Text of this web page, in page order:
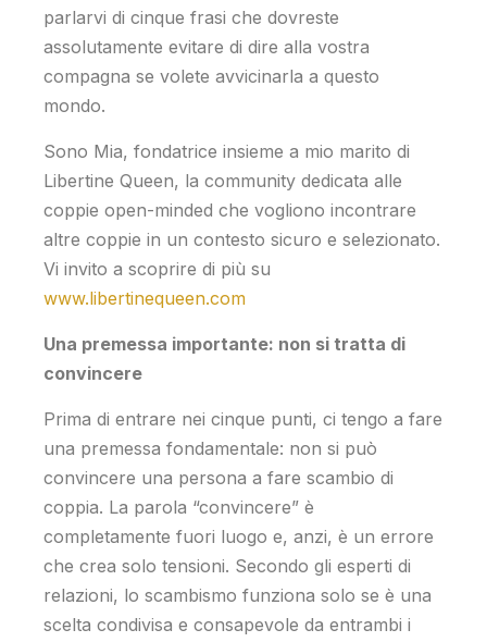
parlarvi di cinque frasi che dovreste
assolutamente evitare di dire alla vostra
compagna se volete avvicinarla a questo
mondo.
Sono Mia, fondatrice insieme a mio marito di
Libertine Queen, la community dedicata alle
coppie open-minded che vogliono incontrare
altre coppie in un contesto sicuro e selezionato.
Vi invito a scoprire di più su
www.libertinequeen.com
Una premessa importante: non si tratta di
convincere
Prima di entrare nei cinque punti, ci tengo a fare
una premessa fondamentale: non si può
convincere una persona a fare scambio di
coppia. La parola “convincere” è
completamente fuori luogo e, anzi, è un errore
che crea solo tensioni. Secondo gli esperti di
relazioni, lo scambismo funziona solo se è una
scelta condivisa e consapevole da entrambi i